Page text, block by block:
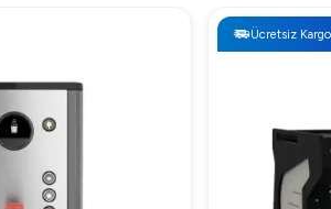
Büyük ve küçük işletmelere hitap eden
Posa Çekmecesi Siyah Neden
Posa Çekmecesi Siyah hem
Kullanım
: Sağlam yapısı ve darbeye
ve Temizlik
: Elektrostatik boya
Ücretsiz Kargo